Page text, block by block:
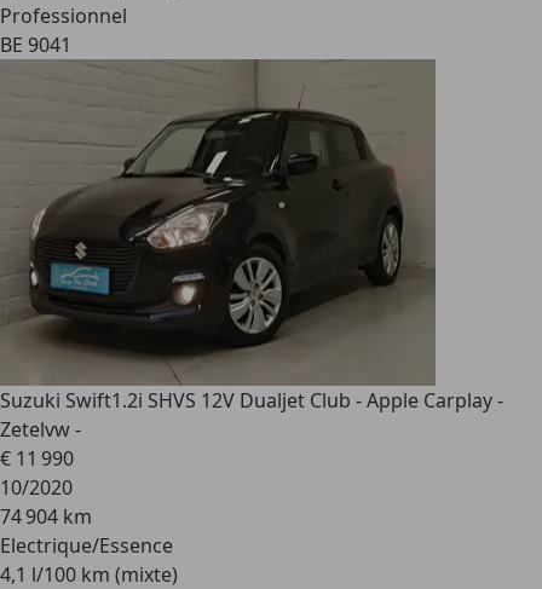
Professionnel
BE 9041
Suzuki Swift1.2i SHVS 12V Dualjet Club - Apple Carplay -
Zetelvw -
€ 11 990
10/2020
74 904 km
Electrique/Essence
4,1 l/100 km (mixte)